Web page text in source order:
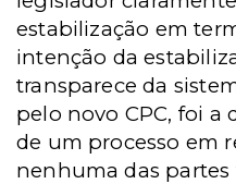
estabilização em
intenção da
transparece da
pelo novo CPC, foi a
de um processo em
nenhuma das partes